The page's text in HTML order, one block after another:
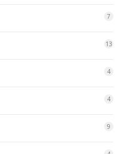
7
13
4
4
9